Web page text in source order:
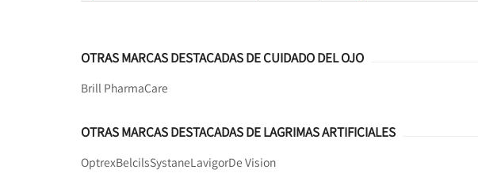
OTRAS MARCAS DESTACADAS DE CUIDADO DEL OJO
Brill PharmaCare
OTRAS MARCAS DESTACADAS DE LAGRIMAS ARTIFICIALES
OptrexBelcilsSystaneLavigorDe Vision